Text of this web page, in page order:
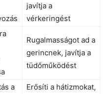
javítja a
vérkeringést
Rugalmasságot ad a
gerincnek, javítja a
tüdőműködést
a
Erősíti a hátizmokat,